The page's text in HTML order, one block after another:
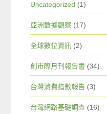
Uncategorized (1)
亞洲數據觀察 (17)
全球數位資訊 (2)
創市際月刊報告書 (34)
台灣消費指數報告 (3)
台灣網路基礎調查 (16)